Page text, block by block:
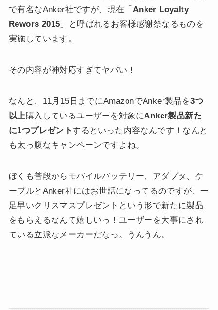
で有名なAnker社ですが、現在「 Anker Loyalty
Rewors 2015 」と呼ばれるお客様感謝祭なるものを
実施しています。
その内容が神対応すぎてヤバい！
なんと、11月15日までにAmazonでAnker製品を3つ
以上購入しているユーザーを対象にAnker製品新た
に1つプレゼントするといった内容なんです！なんと
も太っ腹なキャンペーンですよね。
ぼくも普段からモバイルバッテリー、アダプタ、ケ
ーブルとAnker社にはお世話になってるのですが、一
足早いクリスマスプレゼントという形で新たに製品
をもらえるなんて嬉しいっ！ユーザーを大事にされ
ている立派なメーカーだなっ。うんうん。